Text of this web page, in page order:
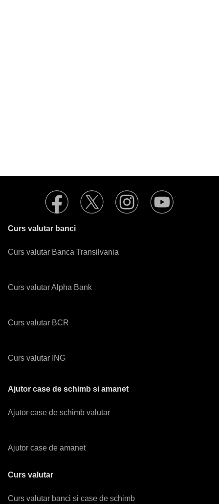
Curs valutar banci
Curs valutar Banca Transilvania
Curs valutar Alpha Bank
Curs valutar BCR
Curs valutar ING
Ajutor case de schimb si amanet
Ajutor case de schimb valutar
Ajutor case de amanet
Curs valutar
Curs valutar banci si case de schimb